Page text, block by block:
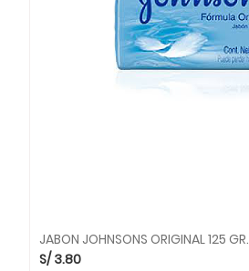
JABON JOHNSONS ORIGINAL 125 GR.
S/3.80